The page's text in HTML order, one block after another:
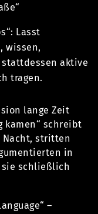
Lasst
wissen,
stattdessen aktive
tragen.
lange Zeit
kamen“ schreibt
Nacht, stritten
in
schließlich
–